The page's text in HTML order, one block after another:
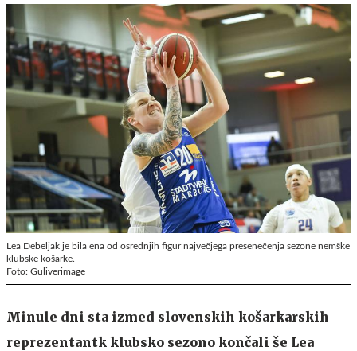
Lea Debeljak je bila ena od osrednjih figur največjega presenečenja sezone nemške
klubske košarke.
Foto: Guliverimage
Minule dni sta izmed slovenskih košarkarskih
reprezentantk klubsko sezono končali še Lea